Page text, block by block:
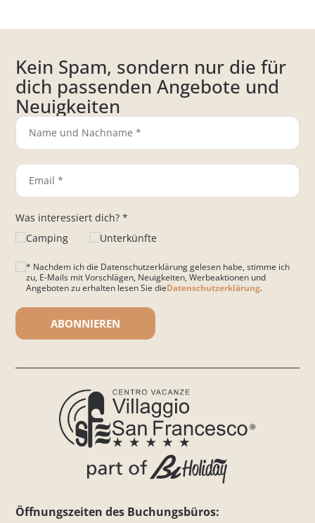
Kein Spam, sondern nur die für
dich passenden Angebote und
Neuigkeiten
Was interessiert dich? *
Camping
Unterkünfte
* Nachdem ich die Datenschutzerklärung gelesen habe, stimme ich
zu, E-Mails mit Vorschlägen, Neuigkeiten, Werbeaktionen und
Angeboten zu erhalten lesen Sie dieDatenschutzerklärung.
Öffnungszeiten des Buchungsbüros: